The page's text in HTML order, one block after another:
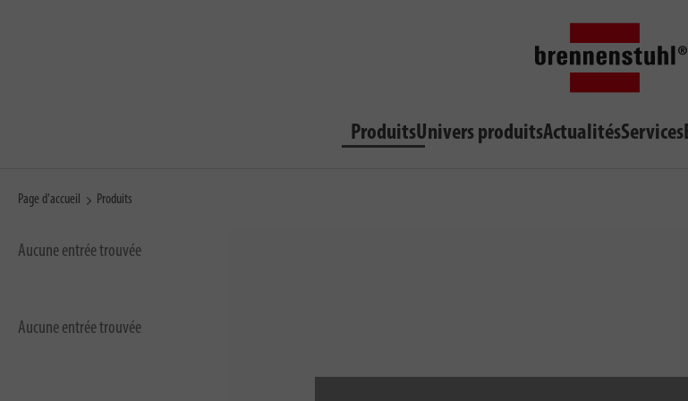
ProduitsUnivers produitsActualitésServices
Page d'accueil Produits
Aucune entrée trouvée
Aucune entrée trouvée